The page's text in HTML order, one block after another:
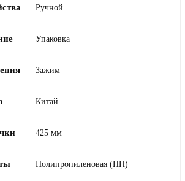
Ручной
Упаковка
Зажим
Китай
425 мм
Полипропиленовая (ПП)